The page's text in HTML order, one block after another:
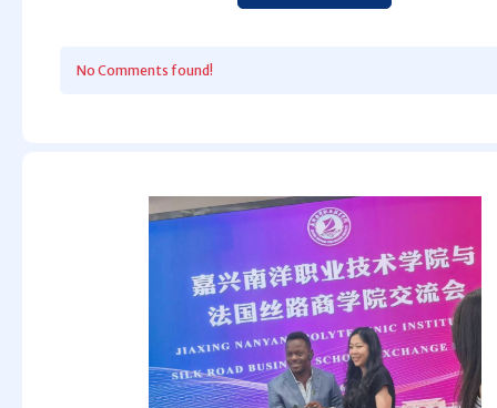
No Comments found!